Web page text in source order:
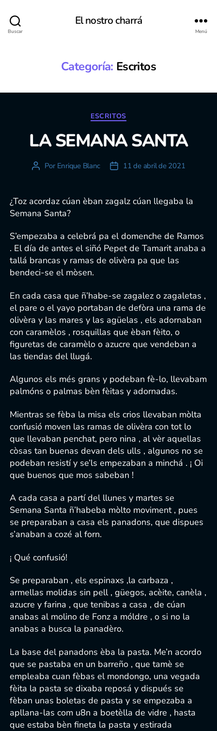
Buscar
El nostro charrá
Menú
Categoría: Escritos
Categorías
ESCRITOS
LA SEMANA SANTA
Autor
entrada
Por Enrique Blanc
Fecha
entrada
11 de abril de 2021
¿Toz acordaz cúan èban zagalz cúan llegaba la
Semana Santa?
S’empezaba a celebrá pa el domenche de Ramos
. El día de antes el siñó Pepet de Tamarit anaba a
tallá brancas y ramas de olivèra pa que las
bendeci-se el mòsen.
En cada casa que ñ’habe-se zagalez o zagaletas ,
el pare o el yayo portaban de defòra una rama de
olivèra y las mares y las agüelas , els adornaban
con caramèlos , rosquillas que èban fèito, o
figuretas de caramèlo o azucre que vendeban a
las tiendas del llugá.
Algunos els més grans y podeban fè-lo, llevabam
palmóns o palmas bèn fèitas y adornadas.
Mientras se fèba la misa els crios llevaban mòlta
confusió moven las ramas de olivèra con tot lo
que llevaban penchat, pero nina , al vèr aquellas
còsas tan buenas devan dels ulls , algunos no se
podeban resistí y se’ls empezaban a minchá . ¡ Oi
que buenos que mos sabeban !
A cada casa a partí del llunes y martes se
Semana Santa ñ’habeba mòlto moviment , pues
se preparaban a casa els panadons, que dispues
s’anaban a cozé al forn.
¡ Qué confusió!
Se preparaban , els espinaxs ,la carbaza ,
armellas molidas sin pell , güegos, acèite, canèla ,
azucre y farina , que tenibas a casa , de cúan
anabas al molino de Fonz a móldre , o si no la
anabas a busca la panadèro.
La base del panadons èba la pasta. Me’n acordo
que se pastaba en un barreño , que tamè se
empleaba cuan fèbas el mondongo, una vegada
fèita la pasta se dixaba reposá y dispués se
fèban unas boletas de pasta y se empezaba a
apllana-las com u8n a boetèlla de vidre , hasta
que estaba bèn fineta la pasta y estirada